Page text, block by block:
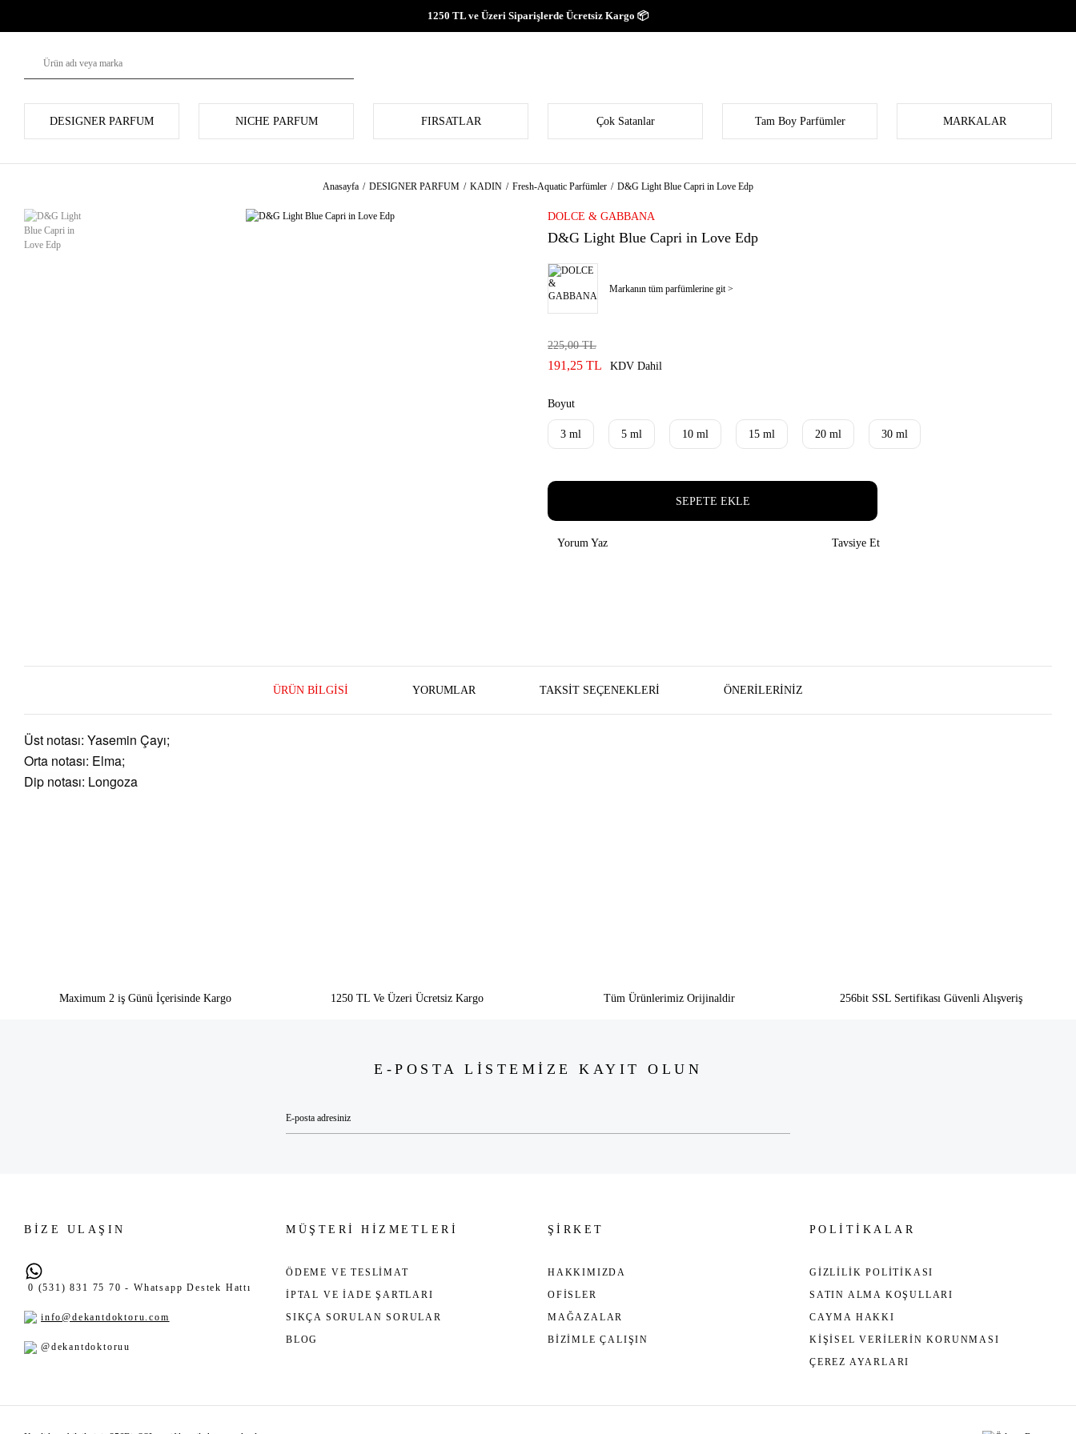
1250 TL ve Üzeri Siparişlerde Ücretsiz Kargo 📦
DESIGNER PARFUM NICHE PARFUM FIRSATLAR Çok Satanlar Tam Boy Parfümler MARKALAR
Anasayfa DESIGNER PARFUM KADIN Fresh-Aquatic Parfümler D&G Light Blue Capri in Love Edp
DOLCE & GABBANA
D&G Light Blue Capri in Love Edp
Markanın tüm parfümlerine git >
225,00 TL
191,25 TL KDV Dahil
Boyut
3 ml 5 ml 10 ml 15 ml 20 ml 30 ml
SEPETE EKLE
Yorum Yaz Tavsiye Et
ÜRÜN BILGISI YORUMLAR TAKSIT SEÇENEKLERI ÖNERILERINIZ
Üst notası: Yasemin Çayı;
Orta notası: Elma;
Dip notası: Longoza
Maximum 2 iş Günü İçerisinde Kargo 1250 TL Ve Üzeri Ücretsiz Kargo Tüm Ürünlerimiz Orijinaldir 256bit SSL Sertifikası Güvenli Alışveriş
E-POSTA LİSTEMİZE KAYIT OLUN
BİZE ULAŞIN
0 (531) 831 75 70 - Whatsapp Destek Hattı
info@dekantdoktoru.com
@dekantdoktoruu
MÜŞTERİ HİZMETLERİ
ÖDEME VE TESLİMAT
İPTAL VE İADE ŞARTLARI
SIKÇA SORULAN SORULAR
BLOG
ŞİRKET
HAKKIMIZDA
OFİSLER
MAĞAZALAR
BİZİMLE ÇALIŞIN
POLİTİKALAR
GİZLİLİK POLİTİKASI
SATIN ALMA KOŞULLARI
CAYMA HAKKI
KİŞİSEL VERİLERİN KORUNMASI
ÇEREZ AYARLARI